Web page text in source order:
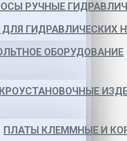
РУЧНЫЕ
ДЛЯ ГИДРАВЛИЧЕСКИХ
ОБОРУДОВАНИЕ
ПЛАТЫ КЛЕММНЫЕ И